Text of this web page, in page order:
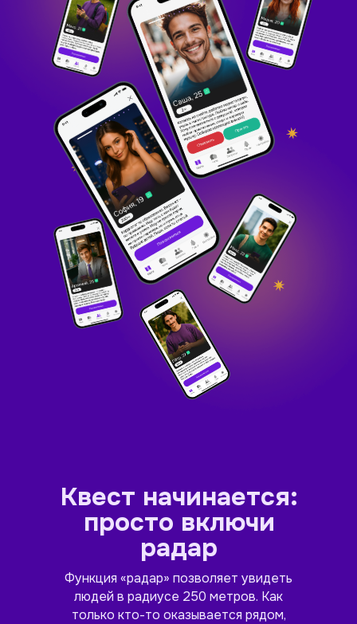
Функция «радар» позволяет увидеть
людей в радиусе 250 метров. Как
только кто-то оказывается рядом,
Квест начинается:
просто включи
радар